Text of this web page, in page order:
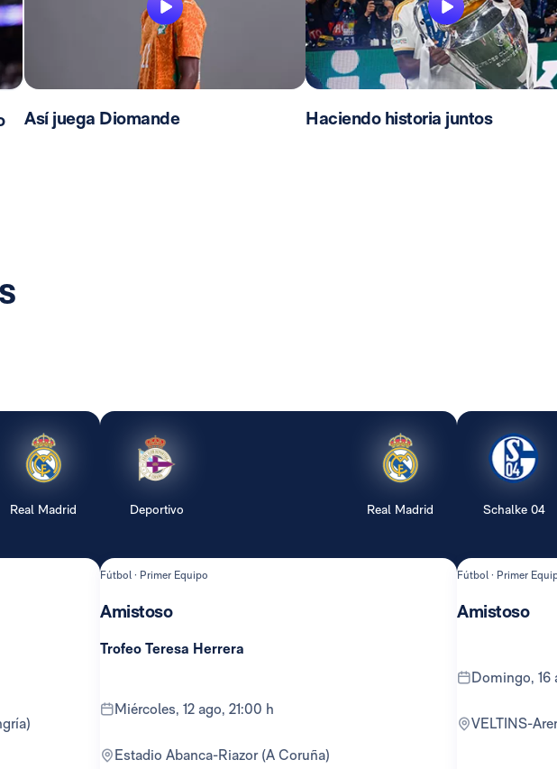
Así juega Diomande Haciendo historia juntos
Real Madrid Deportivo Real Madrid
Fútbol · Primer Equipo
Amistoso
Trofeo Teresa Herrera
miércoles, 12 ago, 21:00 h
Estadio Abanca-Riazor (A Coruña)
Schalke 04
Fútbol · Primer
Amistoso
domingo,
VELTINS-